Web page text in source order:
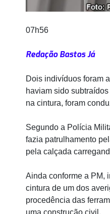
07h56
Redação Bastos Já
Dois indivíduos foram
haviam sido
na cintura, foram
Segundo a Polícia
fazia patrulhamento
pela calçada
Ainda conforme a PM,
cintura de um dos
procedência das